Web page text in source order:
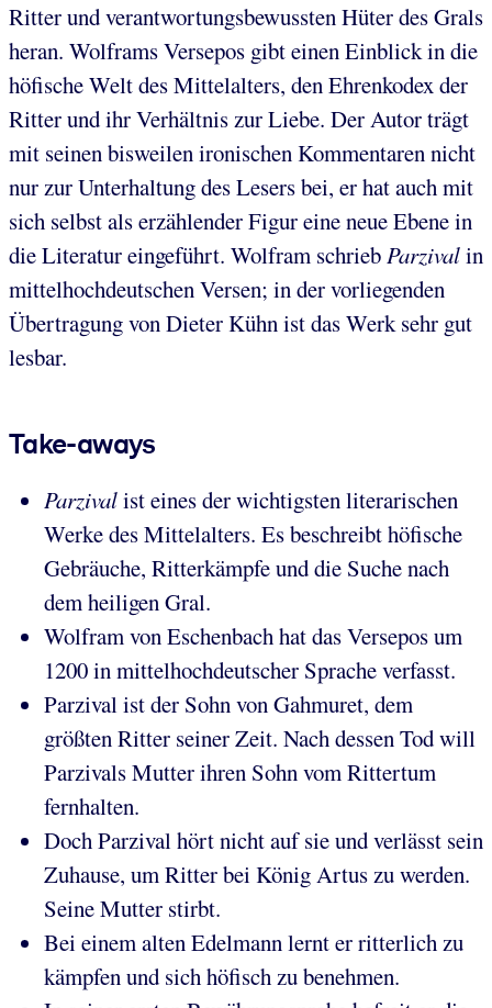
Ritter und verantwortungsbewussten Hüter des Grals
heran. Wolframs Versepos gibt einen Einblick in die
höfische Welt des Mittelalters, den Ehrenkodex der
Ritter und ihr Verhältnis zur Liebe. Der Autor trägt
mit seinen bisweilen ironischen Kommentaren nicht
nur zur Unterhaltung des Lesers bei, er hat auch mit
sich selbst als erzählender Figur eine neue Ebene in
die Literatur eingeführt. Wolfram schriebParzivalin
mittelhochdeutschen Versen; in der vorliegenden
Übertragung von Dieter Kühn ist das Werk sehr gut
lesbar.
Take-aways
Parzivalist eines der wichtigsten literarischen
Werke des Mittelalters. Es beschreibt höfische
Gebräuche, Ritterkämpfe und die Suche nach
dem heiligen Gral.
Wolfram von Eschenbach hat das Versepos um
1200 in mittelhochdeutscher Sprache verfasst.
Parzival ist der Sohn von Gahmuret, dem
größten Ritter seiner Zeit. Nach dessen Tod will
Parzivals Mutter ihren Sohn vom Rittertum
fernhalten.
Doch Parzival hört nicht auf sie und verlässt sein
Zuhause, um Ritter bei König Artus zu werden.
Seine Mutter stirbt.
Bei einem alten Edelmann lernt er ritterlich zu
kämpfen und sich höfisch zu benehmen.